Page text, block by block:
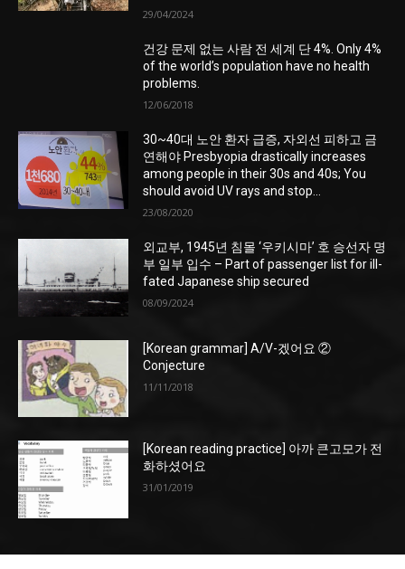
29/04/2024
건강 문제 없는 사람 전 세계 단 4%. Only 4%
of the world’s population have no health
problems.
12/06/2018
30~40대 노안 환자 급증, 자외선 피하고 금
연해야 Presbyopia drastically increases
among people in their 30s and 40s; You
should avoid UV rays and stop...
23/08/2020
외교부, 1945년 침몰 ‘우키시마’ 호 승선자 명
부 일부 입수 – Part of passenger list for ill-
fated Japanese ship secured
08/09/2024
[Korean grammar] A/V-겠어요 ②
Conjecture
11/11/2018
[Korean reading practice] 아까 큰고모가 전
화하셨어요
31/01/2019